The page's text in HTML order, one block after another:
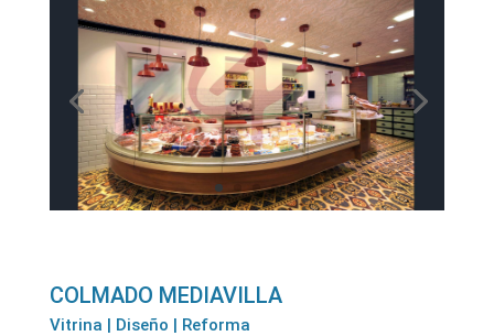
COLMADO MEDIAVILLA
Vitrina | Diseño | Reforma